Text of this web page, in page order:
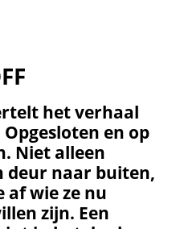
het verhaal
en op
Niet alleen
deur naar buiten,
af wie ze nu
zijn. Een